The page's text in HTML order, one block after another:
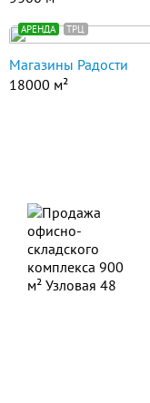
АРЕНДА ТРЦ
Магазины Радости
18000 м²